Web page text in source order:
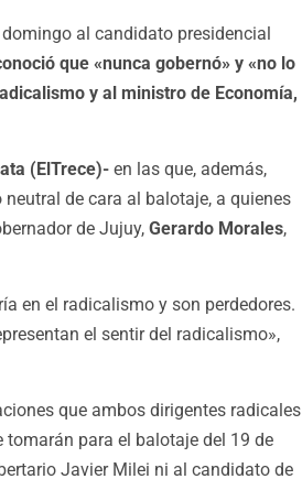
al candidato presidencial
que «nunca gobernó» y «no lo
y al ministro de Economía,
(ElTrece)- en las que, además,
de cara al balotaje, a quienes
de Jujuy, Gerardo Morales,
en el radicalismo y son perdedores.
el sentir del radicalismo»,
que ambos dirigentes radicales
para el balotaje del 19 de
Javier Milei ni al candidato de